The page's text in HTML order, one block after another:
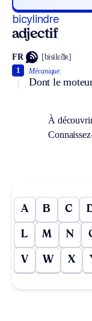
bicylindre
adjectif
FR [bisilɛ̃dʀ]
Mécanique.
Dont le
1
À
A B C
L M N
V W X